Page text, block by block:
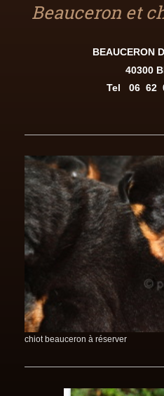
Beauceron et
BEAUCERON
40300
Tel
06 62
chiot beauceron à réserver